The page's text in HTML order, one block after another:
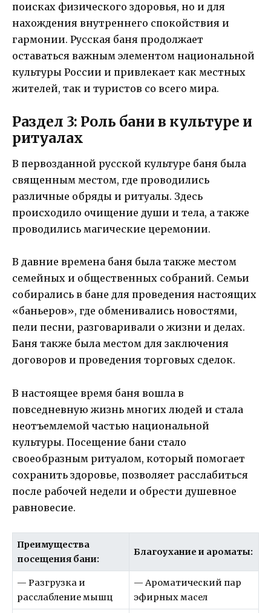
поисках физического здоровья, но и для
нахождения внутреннего спокойствия и
гармонии. Русская баня продолжает
оставаться важным элементом национальной
культуры России и привлекает как местных
жителей, так и туристов со всего мира.
Раздел 3: Роль бани в культуре и
ритуалах
В первозданной русской культуре баня была
священным местом, где проводились
различные обряды и ритуалы. Здесь
происходило очищение души и тела, а также
проводились магические церемонии.
В давние времена баня была также местом
семейных и общественных собраний. Семьи
собирались в бане для проведения настоящих
«баньеров», где обменивались новостями,
пели песни, разговаривали о жизни и делах.
Баня также была местом для заключения
договоров и проведения торговых сделок.
В настоящее время баня вошла в
повседневную жизнь многих людей и стала
неотъемлемой частью национальной
культуры. Посещение бани стало
своеобразным ритуалом, который помогает
сохранить здоровье, позволяет расслабиться
после рабочей недели и обрести душевное
равновесие.
Преимущества
посещения бани:
Благоухание и ароматы:
— Разгрузка и
расслабление мышц
— Ароматический пар
эфирных масел